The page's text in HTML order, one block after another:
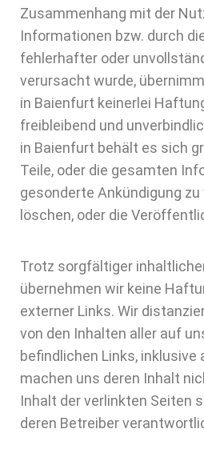
Zusammenhang mit der
Informationen bzw. durch
fehlerhafter oder
verursacht wurde,
in Baienfurt keinerlei
freibleibend und
in Baienfurt behält es sich
Teile, oder die gesamten
gesonderte Ankündigung zu
löschen, oder die
Trotz sorgfältiger
übernehmen wir keine
externer Links. Wir
von den Inhalten aller auf
befindlichen Links, inklusive
machen uns deren Inhalt
Inhalt der verlinkten Seiten
deren Betreiber